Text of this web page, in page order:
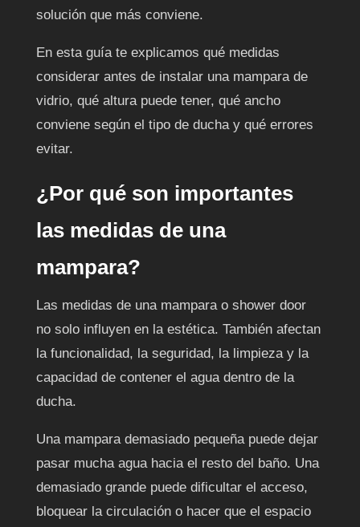
solución que más conviene.
En esta guía te explicamos qué medidas
considerar antes de instalar una mampara de
vidrio, qué altura puede tener, qué ancho
conviene según el tipo de ducha y qué errores
evitar.
¿Por qué son importantes
las medidas de una
mampara?
Las medidas de una mampara o shower door
no solo influyen en la estética. También afectan
la funcionalidad, la seguridad, la limpieza y la
capacidad de contener el agua dentro de la
ducha.
Una mampara demasiado pequeña puede dejar
pasar mucha agua hacia el resto del baño. Una
demasiado grande puede dificultar el acceso,
bloquear la circulación o hacer que el espacio